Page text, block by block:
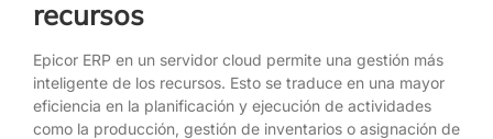
recursos
Epicor ERP en un servidor cloud permite una gestión más
inteligente de los recursos. Esto se traduce en una mayor
eficiencia en la planificación y ejecución de actividades
como la producción, gestión de inventarios o asignación de